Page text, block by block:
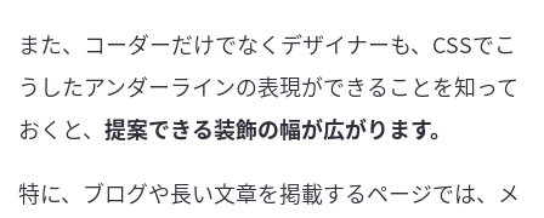
また、コーダーだけでなくデザイナーも、CSSでこ
うしたアンダーラインの表現ができることを知って
おくと、 提案できる装飾の幅が広がります。
特に、ブログや長い文章を掲載するページでは、メ